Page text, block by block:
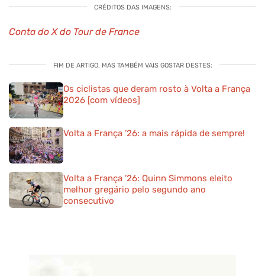
CRÉDITOS DAS IMAGENS:
Conta do X do Tour de France
FIM DE ARTIGO. MAS TAMBÉM VAIS GOSTAR DESTES:
Os ciclistas que deram rosto à Volta a França
2026 [com vídeos]
Volta a França ’26: a mais rápida de sempre!
Volta a França ’26: Quinn Simmons eleito
melhor gregário pelo segundo ano
consecutivo